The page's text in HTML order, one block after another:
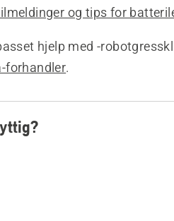
og tips for
hjelp med -
forhandler.